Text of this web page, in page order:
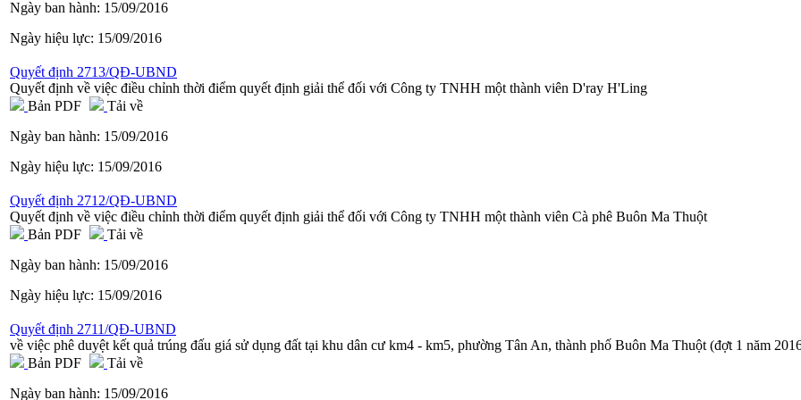
Ngày ban hành: 15/09/2016
Ngày hiệu lực: 15/09/2016
Quyết định 2713/QĐ-UBND
Quyết định về việc điều chỉnh thời điểm quyết định giải thể đối với Công ty TNHH một thành viên D'ray H'Ling
Bản PDF
Tải về
Ngày ban hành: 15/09/2016
Ngày hiệu lực: 15/09/2016
Quyết định 2712/QĐ-UBND
Quyết định về việc điều chỉnh thời điểm quyết định giải thể đối với Công ty TNHH một thành viên Cà phê Buôn Ma Thuột
Bản PDF
Tải về
Ngày ban hành: 15/09/2016
Ngày hiệu lực: 15/09/2016
Quyết định 2711/QĐ-UBND
về việc phê duyệt kết quả trúng đấu giá sử dụng đất tại khu dân cư km4 - km5, phường Tân An, thành phố Buôn Ma Thuột (đợt 1 năm
Bản PDF
Tải về
Ngày ban hành: 15/09/2016